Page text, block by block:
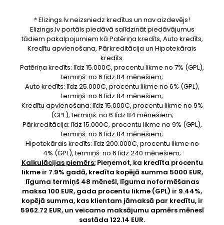
* Elizings.lv neizsniedz kredītus un nav aizdevējs!
Elizings.lv portāls piedāvā salīdzināt piedāvājumus
tādiem pakalpojumiem kā Patēriņa kredīts, Auto kredīts,
Kredītu apvienošana, Pārkreditācija un Hipotekārais
kredīts.
Patēriņa kredīts: līdz 15.000€, procentu likme no 7% (GPL),
termiņš: no 6 līdz 84 mēnešiem;
Auto kredīts: līdz 25.000€, procentu likme no 6% (GPL),
termiņš: no 6 līdz 84 mēnešiem;
Kredītu apvienošana: līdz 15.000€, procentu likme no 9%
(GPL), termiņš: no 6 līdz 84 mēnešiem;
Pārkreditācija: līdz 15.000€, procentu likme no 9% (GPL),
termiņš: no 6 līdz 84 mēnešiem;
Hipotekārais kredīts: līdz 200.000€, procentu likme no
4% (GPL), termiņš: no 6 līdz 240 mēnešiem;
Kalkulācijas piemērs:Pieņemot, ka kredīta procentu
likme ir 7.9% gadā, kredīta kopējā summa 5000 EUR,
līguma termiņš 48 mēneši, līguma noformēšanas
maksa 100 EUR, gada procentu likme (GPL) ir 9.44%,
kopējā summa, kas klientam jāmaksā par kredītu, ir
5962.72 EUR, un veicamo maksājumu apmērs mēnesī
sastāda 122.14 EUR.